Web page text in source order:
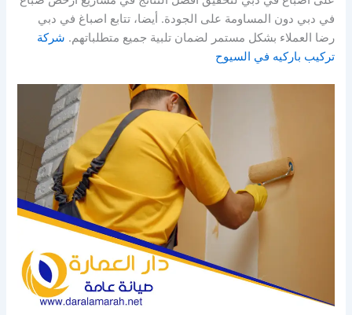
في دبي دون المساومة على الجودة. أيضا، تتابع اصباغ في دبي
رضا العملاء بشكل مستمر لضمان تلبية جميع متطلباتهم. شركة
تركيب باركيه في السيوح